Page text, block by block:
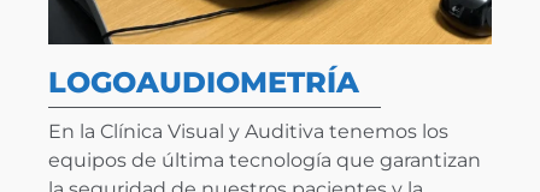
LOGOAUDIOMETRÍA
En la Clínica Visual y Auditiva tenemos los
equipos de última tecnología que garantizan